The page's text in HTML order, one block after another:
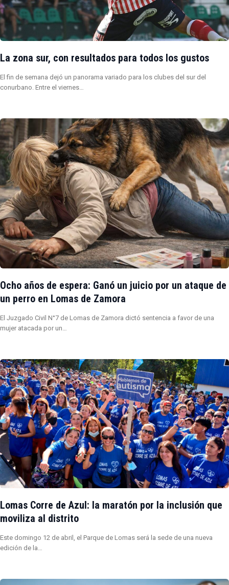
La zona sur, con resultados para todos los gustos
El fin de semana dejó un panorama variado para los clubes del sur del
conurbano. Entre el viernes…
Ocho años de espera: Ganó un juicio por un ataque de
un perro en Lomas de Zamora
El Juzgado Civil N°7 de Lomas de Zamora dictó sentencia a favor de una
mujer atacada por un…
Lomas Corre de Azul: la maratón por la inclusión que
moviliza al distrito
Este domingo 12 de abril, el Parque de Lomas será la sede de una nueva
edición de la…